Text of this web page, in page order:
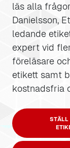
läs alla
Danielsson,
ledande
expert vid
föreläsare
etikett samt
kostnadsfria
STÄLL